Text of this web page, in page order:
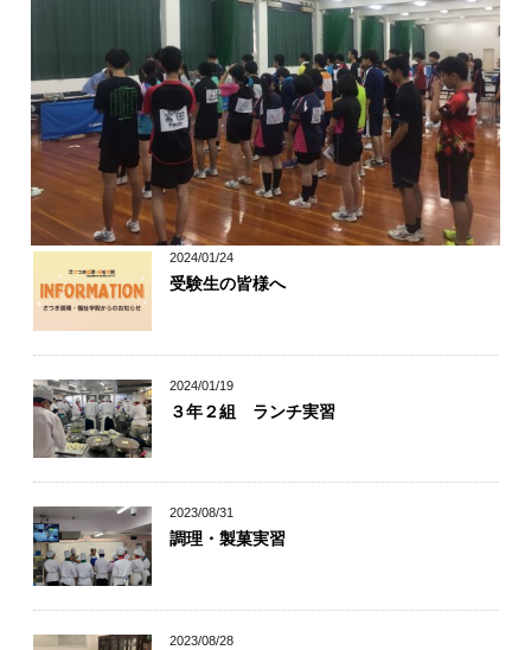
2024/01/24
受験生の皆様へ
2024/01/19
３年２組 ランチ実習
2023/08/31
調理・製菓実習
2023/08/28